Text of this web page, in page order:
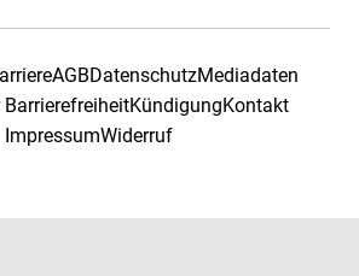
AGBDatenschutzMediadaten
KündigungKontakt
ImpressumWiderruf